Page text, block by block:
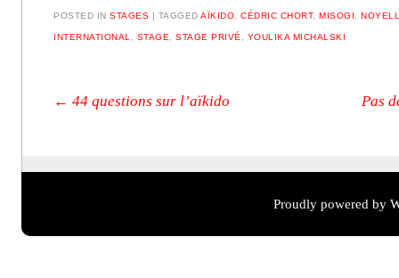
POSTED INSTAGES | TAGGEDAÏKIDO ,CÉDRIC CHORT,MISOGI ,
INTERNATIONAL STAGE ,STAGE PRIVÉ YOULIKA MICHALSKI
Post navigation
← 44 questions sur l’aïkido Pas
Proudly powered by